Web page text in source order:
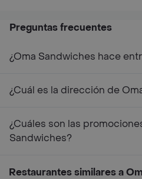
Preguntas frecuentes
¿Oma Sandwiches hace
¿Cuál es la dirección de
¿Cuáles son las
Sandwiches?
Restaurantes similares a